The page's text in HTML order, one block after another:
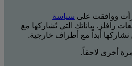
ووافقت على سياسة
رافلز. بياناتك التي تُشاركها مع
نشاركها أبداً مع أطراف خارجية.
أخرى لاحقاً.